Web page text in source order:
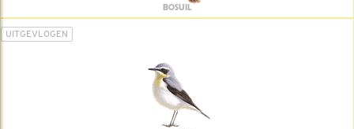
BOSUIL
UITGEVLOGEN